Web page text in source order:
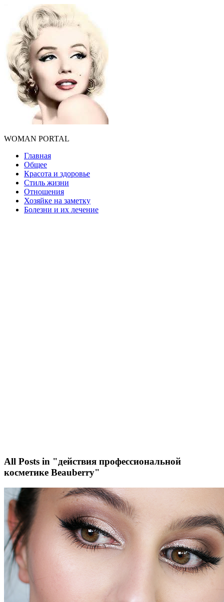
WOMAN PORTAL
Главная
Общее
Красота и здоровье
Стиль жизни
Отношения
Хозяйке на заметку
Болезни и их лечение
All Posts in "действия профессиональной
косметике Beauberry"